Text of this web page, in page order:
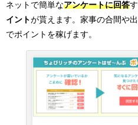
ネットで簡単なアンケートに回答
イントが貰えます。家事の合間や
でポイントを稼げます。